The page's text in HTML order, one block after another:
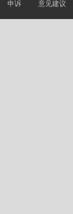
申诉 意见建议